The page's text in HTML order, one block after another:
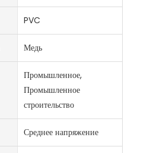
PVC
Медь
Промышленное,
Промышленное
строительство
Среднее напряжение